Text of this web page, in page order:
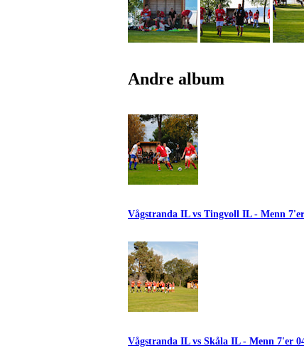
Andre album
Vågstranda IL vs Tingvoll IL - Menn 7'er
Vågstranda IL vs Skåla IL - Menn 7'er